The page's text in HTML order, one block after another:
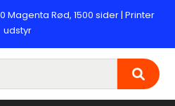
Magenta Rød, 1500 sider | Printer
udstyr